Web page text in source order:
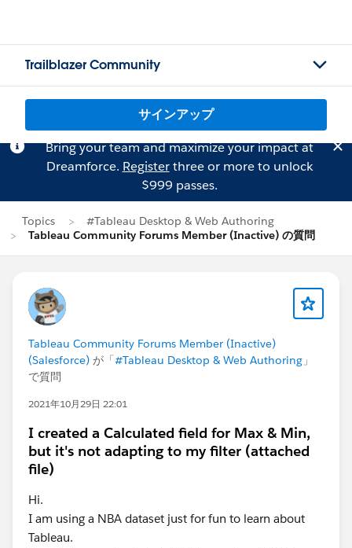
Trailblazer Community
サインアップ
Bring your team and maximize your impact at
Dreamforce. Registerthree or more to unlock
$999 passes.
Topics
#Tableau Desktop & Web Authoring
Tableau Community Forums Member (Inactive) の質問
Tableau Community Forums Member (Inactive)
(Salesforce) が「#Tableau Desktop & Web Authoring 」
で質問
2021年10月29日 22:01
I created a Calculated field for Max & Min,
but it's not adapting to my filter (attached
file)
Hi.
I am using a NBA dataset just for fun to learn about
Tableau.